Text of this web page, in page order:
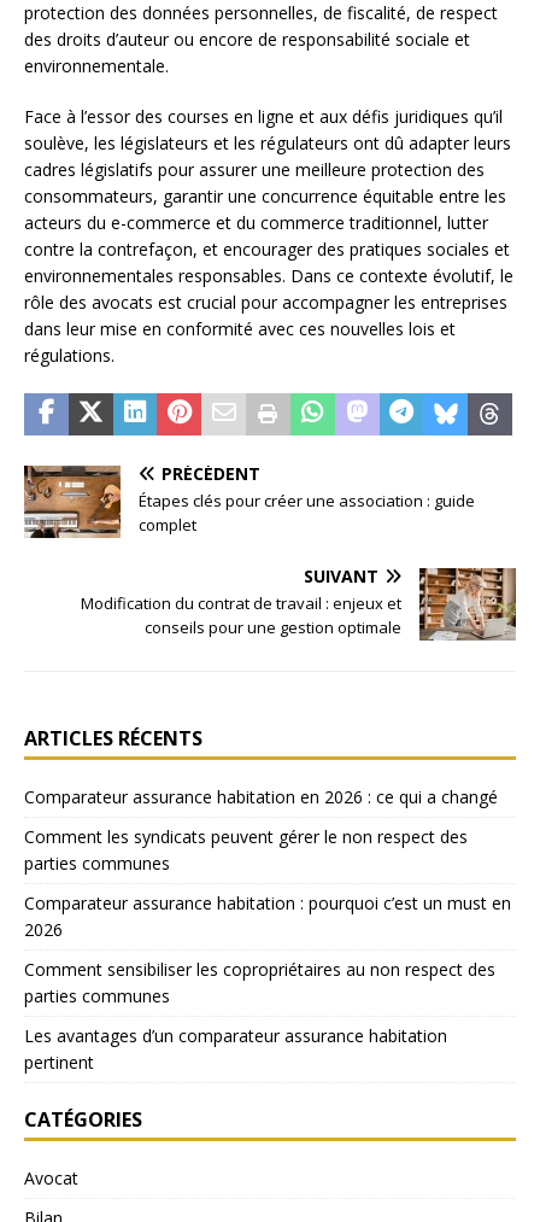
protection des données personnelles, de fiscalité, de respect
des droits d’auteur ou encore de responsabilité sociale et
environnementale.
Face à l’essor des courses en ligne et aux défis juridiques qu’il
soulève, les législateurs et les régulateurs ont dû adapter leurs
cadres législatifs pour assurer une meilleure protection des
consommateurs, garantir une concurrence équitable entre les
acteurs du e-commerce et du commerce traditionnel, lutter
contre la contrefaçon, et encourager des pratiques sociales et
environnementales responsables. Dans ce contexte évolutif, le
rôle des avocats est crucial pour accompagner les entreprises
dans leur mise en conformité avec ces nouvelles lois et
régulations.
PRÉCÉDENT
Étapes clés pour créer une association : guide
complet
SUIVANT
Modification du contrat de travail : enjeux et
conseils pour une gestion optimale
ARTICLES RÉCENTS
Comparateur assurance habitation en 2026 : ce qui a changé
Comment les syndicats peuvent gérer le non respect des
parties communes
Comparateur assurance habitation : pourquoi c’est un must en
2026
Comment sensibiliser les copropriétaires au non respect des
parties communes
Les avantages d’un comparateur assurance habitation
pertinent
CATÉGORIES
Avocat